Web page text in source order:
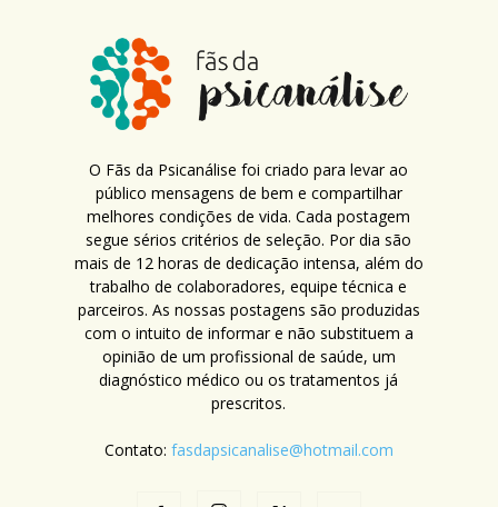
O Fãs da Psicanálise foi criado para levar ao
público mensagens de bem e compartilhar
melhores condições de vida. Cada postagem
segue sérios critérios de seleção. Por dia são
mais de 12 horas de dedicação intensa, além do
trabalho de colaboradores, equipe técnica e
parceiros. As nossas postagens são produzidas
com o intuito de informar e não substituem a
opinião de um profissional de saúde, um
diagnóstico médico ou os tratamentos já
prescritos.
Contato: fasdapsicanalise@hotmail.com